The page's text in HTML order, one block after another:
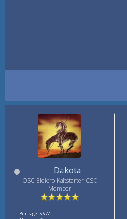
Dakota
OSC-Elektro-Kaltstarter-CSC
Member
Beiträge: 5.677